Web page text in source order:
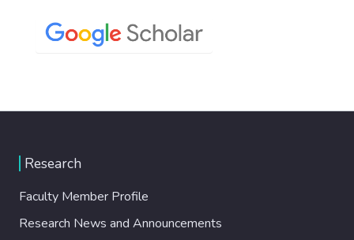
Research
Faculty Member Profile
Research News and Announcements